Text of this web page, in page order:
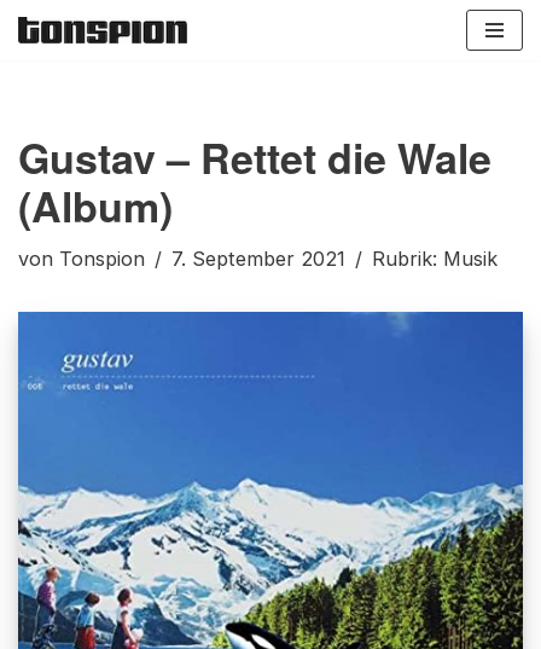
Gustav – Rettet die Wale
(Album)
von Tonspion 7. September 2021 Rubrik: Musik